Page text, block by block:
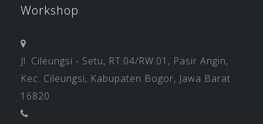
Workshop
Jl. Cileungsi - Setu, RT.04/RW.01, Pasir Angin,
Kec. Cileungsi, Kabupaten Bogor, Jawa Barat
16820